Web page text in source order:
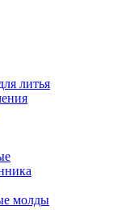
литья
молды